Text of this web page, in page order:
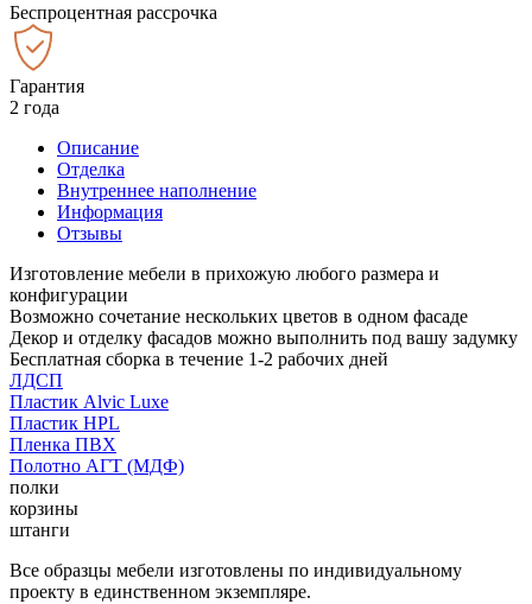
Беспроцентная рассрочка
Гарантия
2 года
Описание
Отделка
Внутреннее наполнение
Информация
Отзывы
Изготовление мебели в прихожую любого размера и
конфигурации
Возможно сочетание нескольких цветов в одном фасаде
Декор и отделку фасадов можно выполнить под вашу задумку
Бесплатная сборка в течение 1-2 рабочих дней
ЛДСП
Пластик Alvic Luxe
Пластик HPL
Пленка ПВХ
Полотно АГТ (МДФ)
полки
корзины
штанги
Все образцы мебели изготовлены по индивидуальному
проекту в единственном экземпляре.